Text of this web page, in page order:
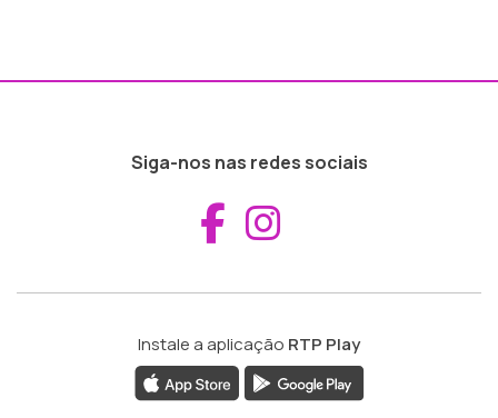
Siga-nos nas redes sociais
Aceder ao
Instale a aplicação RTP Play